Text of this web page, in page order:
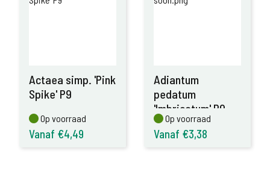
Actaea simp. 'Pink
Spike' P9
Op voorraad
Op voorraad
Vanaf €4,49
Adiantum
pedatum
'Imbricatum' P9
Op voorraad
Op voorraad
Vanaf €3,38